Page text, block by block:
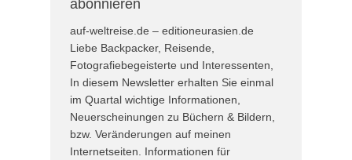
abonnieren
auf-weltreise.de – editioneurasien.de
Liebe Backpacker, Reisende,
Fotografiebegeisterte und Interessenten,
In diesem Newsletter erhalten Sie einmal
im Quartal wichtige Informationen,
Neuerscheinungen zu Büchern & Bildern,
bzw. Veränderungen auf meinen
Internetseiten. Informationen für